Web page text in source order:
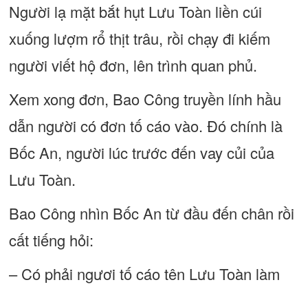
Người lạ mặt bắt hụt Lưu Toàn liền cúi
xuống lượm rổ thịt trâu, rồi chạy đi kiếm
người viết hộ đơn, lên trình quan phủ.
Xem xong đơn, Bao Công truyền lính hầu
dẫn người có đơn tố cáo vào. Đó chính là
Bốc An, người lúc trước đến vay củi của
Lưu Toàn.
Bao Công nhìn Bốc An từ đầu đến chân rồi
cất tiếng hỏi:
– Có phải ngươi tố cáo tên Lưu Toàn làm